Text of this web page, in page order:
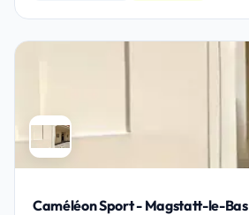
Caméléon Sport - Magstatt-le-Bas